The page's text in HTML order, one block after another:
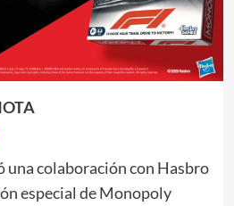
una colaboración con Hasbro
especial de Monopoly